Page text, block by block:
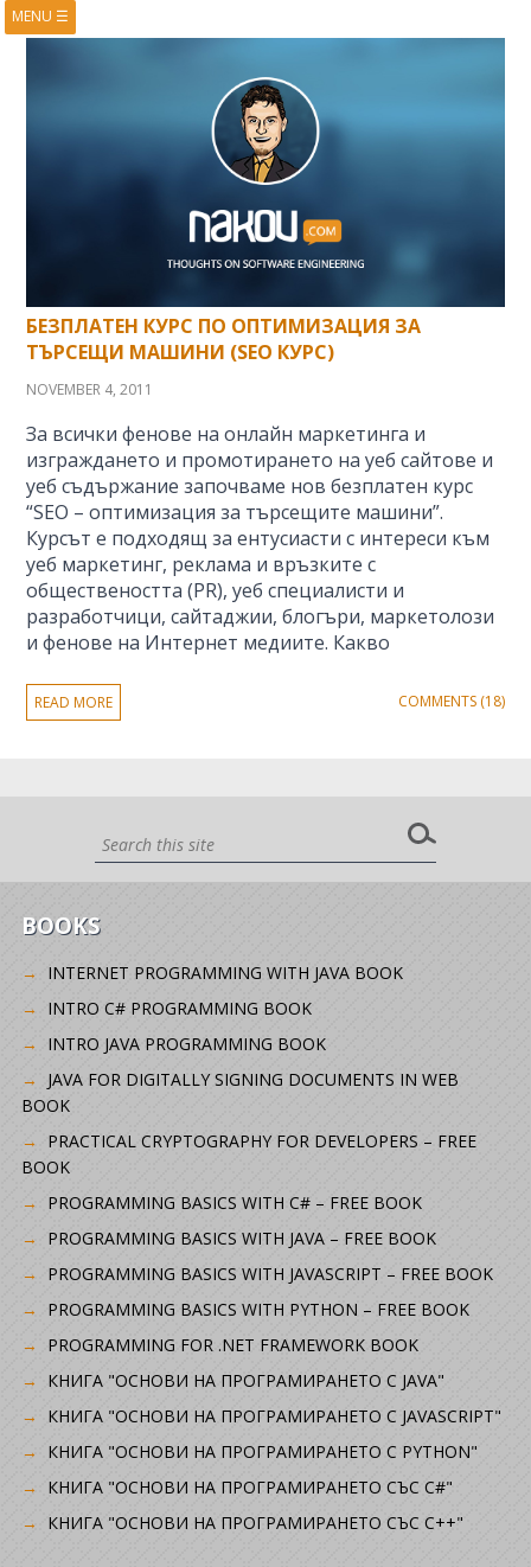
MENU ☰
БЕЗПЛАТЕН КУРС ПО ОПТИМИЗАЦИЯ ЗА
ТЪРСЕЩИ МАШИНИ (SEO КУРС)
NOVEMBER 4, 2011
За всички фенове на онлайн маркетинга и
изграждането и промотирането на уеб сайтове и
уеб съдържание започваме нов безплатен курс
“SEO – оптимизация за търсещите машини”.
Курсът е подходящ за ентусиасти с интереси към
уеб маркетинг, реклама и връзките с
обществеността (PR), уеб специалисти и
разработчици, сайтаджии, блогъри, маркетолози
и фенове на Интернет медиите. Какво
READ MORE COMMENTS (18)
BOOKS
INTERNET PROGRAMMING WITH JAVA BOOK
INTRO C# PROGRAMMING BOOK
INTRO JAVA PROGRAMMING BOOK
JAVA FOR DIGITALLY SIGNING DOCUMENTS IN WEB
BOOK
PRACTICAL CRYPTOGRAPHY FOR DEVELOPERS – FREE
BOOK
PROGRAMMING BASICS WITH C# – FREE BOOK
PROGRAMMING BASICS WITH JAVA – FREE BOOK
PROGRAMMING BASICS WITH JAVASCRIPT – FREE BOOK
PROGRAMMING BASICS WITH PYTHON – FREE BOOK
PROGRAMMING FOR .NET FRAMEWORK BOOK
КНИГА "ОСНОВИ НА ПРОГРАМИРАНЕТО С JAVA"
КНИГА "ОСНОВИ НА ПРОГРАМИРАНЕТО С JAVASCRIPT"
КНИГА "ОСНОВИ НА ПРОГРАМИРАНЕТО С PYTHON"
КНИГА "ОСНОВИ НА ПРОГРАМИРАНЕТО СЪС C#"
КНИГА "ОСНОВИ НА ПРОГРАМИРАНЕТО СЪС C++"